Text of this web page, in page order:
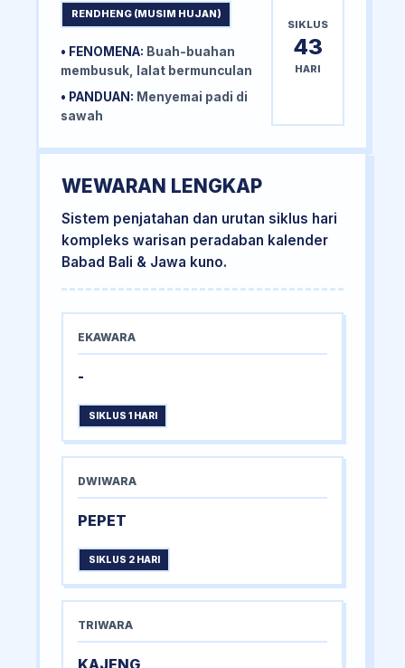
RENDHENG (MUSIM HUJAN)
• FENOMENA: Buah-buahan
membusuk, lalat bermunculan
• PANDUAN: Menyemai padi di
sawah
SIKLUS
43
HARI
WEWARAN LENGKAP
Sistem penjatahan dan urutan siklus hari
kompleks warisan peradaban kalender
Babad Bali & Jawa kuno.
EKAWARA
-
SIKLUS 1 HARI
DWIWARA
PEPET
SIKLUS 2 HARI
TRIWARA